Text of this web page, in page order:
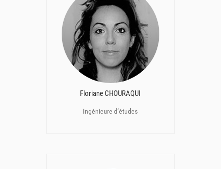
Floriane CHOURAQUI
Ingénieure d’études